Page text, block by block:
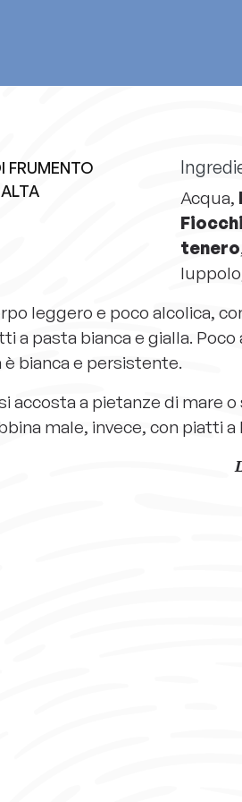
FRUMENTO
Acqua,
tenero
leggero e poco alcolica,
a pasta bianca e gialla.
bianca e persistente.
accosta a pietanze di mare
male, invece, con piatti